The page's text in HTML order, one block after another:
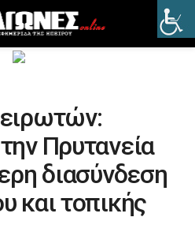
Πρυτανεία
διασύνδεση
και τοπικής